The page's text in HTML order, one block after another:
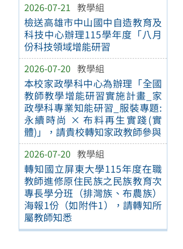
2026-07-21 教學組
檢送高雄市中山國中自造教育及
科技中心辦理115學年度「八月
份科技領域增能研習
2026-07-20 教學組
本校家政學科中心為辦理「全國
教師教學增能研習實施計畫_家
政學科專業知能研習_服裝專題:
永續時尚 × 布料再生實踐(實
體)」，請貴校轉知家政教師參與
2026-07-20 教學組
轉知國立屏東大學115年度在職
教師進修原住民族之民族教育次
專長學分班（排灣族、布農族）
海報1份（如附件1），請轉知所
屬教師知悉